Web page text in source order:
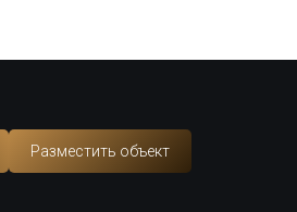
Разместить объект